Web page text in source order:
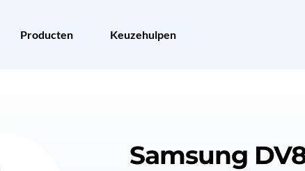
Producten Keuzehulpen
Samsung